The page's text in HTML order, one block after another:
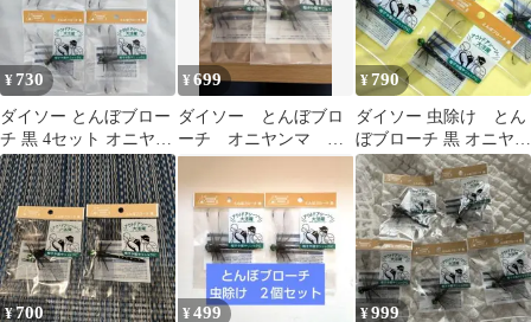
¥ 730
ダイソー とんぼブロー
チ 黒 4セット オニヤン
マ 虫除け
¥699
ダイソー とんぼブロ
ーチ オニヤンマ キ
ャンプ アウトドア
虫除け 2個セット
¥790
ダイソー 虫除け とん
ぼブローチ 黒 オニヤン
マ トンボ 4個セット
¥700 ¥499 ¥999